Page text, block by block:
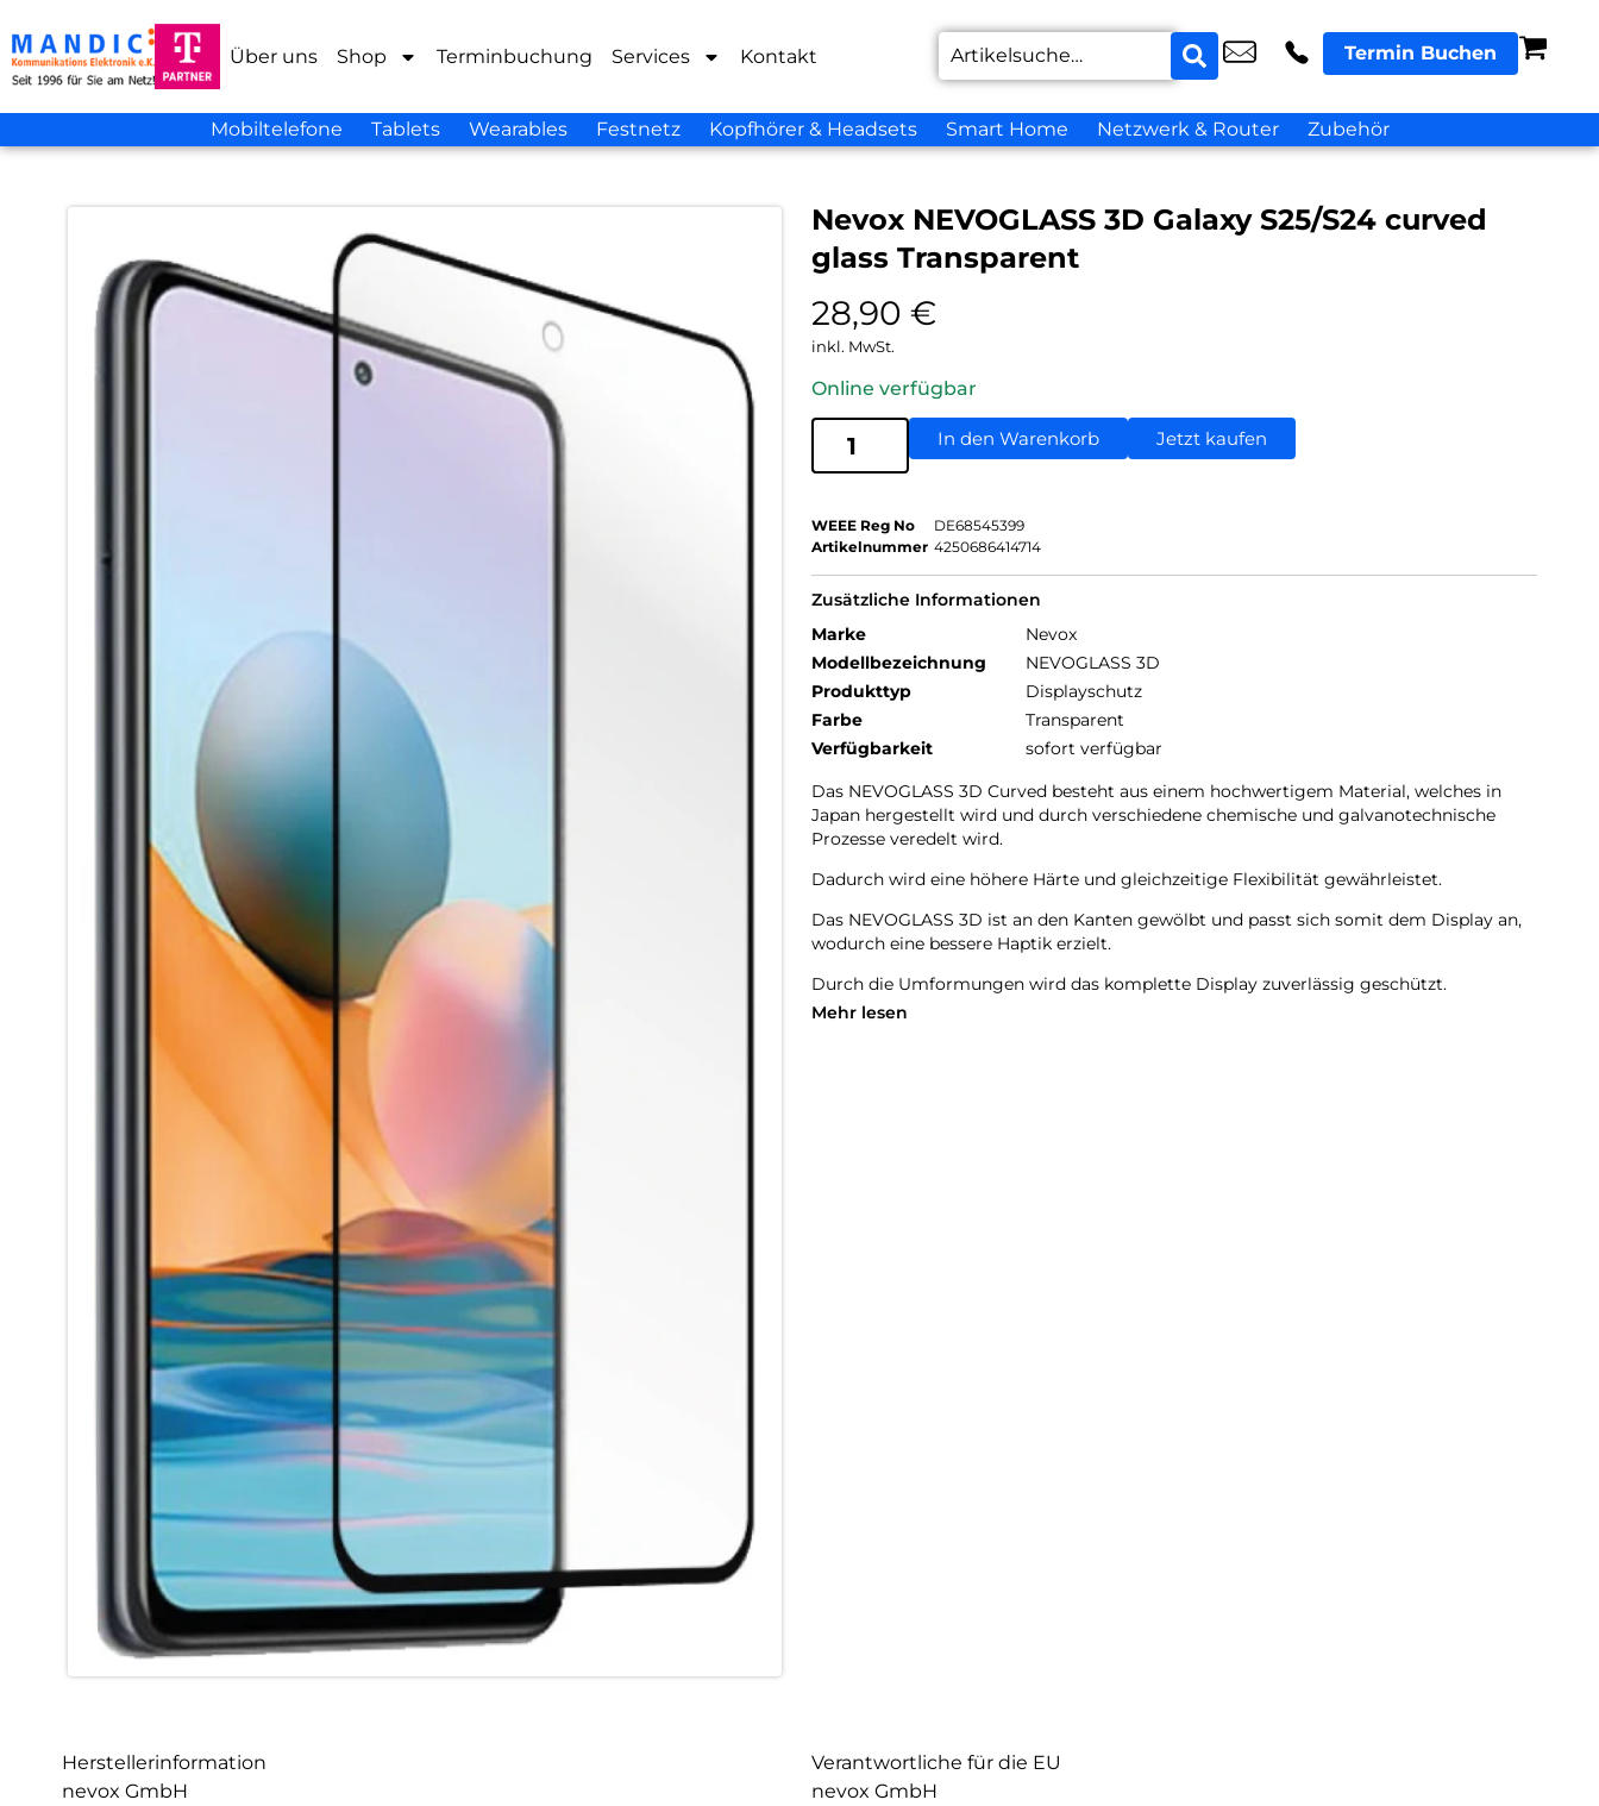
Über uns Shop Terminbuchung Services Kontakt Termin Buchen
Mobiltelefone Tablets Wearables Festnetz Kopfhörer & Headsets Smart Home Netzwerk & Router Zubehör
Nevox NEVOGLASS 3D Galaxy S25/S24 curved
glass Transparent
28,90 €
inkl. MwSt.
Online verfügbar
In den Warenkorb Jetzt kaufen
WEEE Reg No
DE68545399
Artikelnummer 4250686414714
Zusätzliche Informationen
Marke
Nevox
Modellbezeichnung
NEVOGLASS 3D
Produkttyp
Displayschutz
Farbe
Transparent
Verfügbarkeit
sofort verfügbar
Das NEVOGLASS 3D Curved besteht aus einem hochwertigem Material, welches in
Japan hergestellt wird und durch verschiedene chemische und galvanotechnische
Prozesse veredelt wird.
Dadurch wird eine höhere Härte und gleichzeitige Flexibilität gewährleistet.
Das NEVOGLASS 3D ist an den Kanten gewölbt und passt sich somit dem Display an,
wodurch eine bessere Haptik erzielt.
Durch die Umformungen wird das komplette Display zuverlässig geschützt.
9H Härtegrad
Mehr lesen
Herstellerinformation
nevox GmbH
Verantwortliche für die EU
nevox GmbH